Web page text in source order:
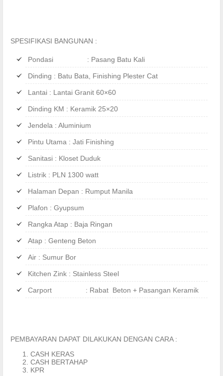
SPESIFIKASI BANGUNAN :
Pondasi : Pasang Batu Kali
Dinding : Batu Bata, Finishing Plester Cat
Lantai : Lantai Granit 60×60
Dinding KM : Keramik 25×20
Jendela : Aluminium
Pintu Utama : Jati Finishing
Sanitasi : Kloset Duduk
Listrik : PLN 1300 watt
Halaman Depan : Rumput Manila
Plafon : Gyupsum
Rangka Atap : Baja Ringan
Atap : Genteng Beton
Air : Sumur Bor
Kitchen Zink : Stainless Steel
Carport : Rabat Beton + Pasangan Keramik
PEMBAYARAN DAPAT DILAKUKAN DENGAN CARA :
CASH KERAS
CASH BERTAHAP
KPR